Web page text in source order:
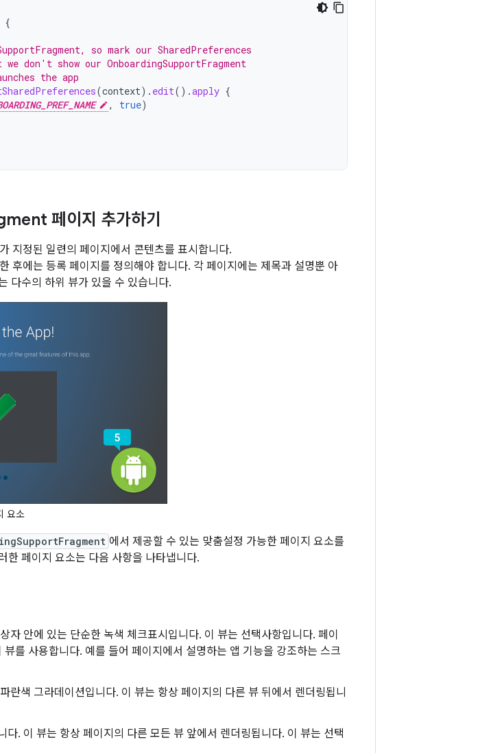
{
so mark our SharedPreferences
don't show our OnboardingSupportFragment
the app
(context). edit().apply {
, true)
페이지 추가하기
지정된 일련의 페이지에서 콘텐츠를 표시합니다.
후에는 등록 페이지를 정의해야 합니다. 각 페이지에는 제목과 설명뿐 아
다수의 하위 뷰가 있을 수 있습니다.
요소
에서 제공할 수 있는 맞춤설정 가능한 페이지 요소를
한 페이지 요소는 다음 사항을 나타냅니다.
자 안에 있는 단순한 녹색 체크표시입니다. 이 뷰는 선택사항입니다. 페이
를 사용합니다. 예를 들어 페이지에서 설명하는 앱 기능을 강조하는 스크
란색 그라데이션입니다. 이 뷰는 항상 페이지의 다른 뷰 뒤에서 렌더링됩니
다. 이 뷰는 항상 페이지의 다른 모든 뷰 앞에서 렌더링됩니다. 이 뷰는 선택